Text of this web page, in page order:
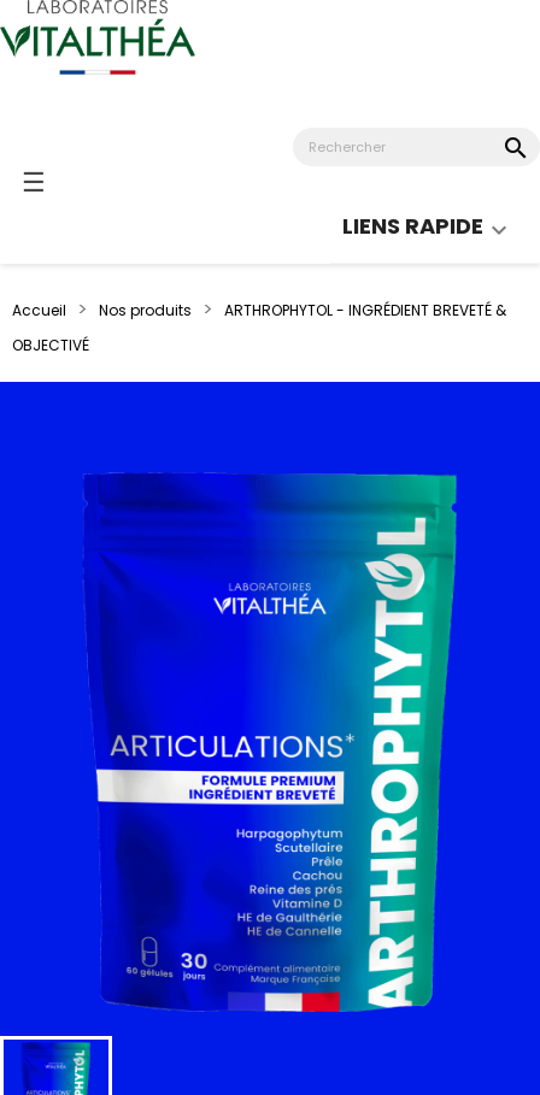
Basculer
☰
search
LIENS RAPIDE 
Accueil Nos produits
ARTHROPHYTOL - INGRÉDIENT BREVETÉ &
OBJECTIVÉ